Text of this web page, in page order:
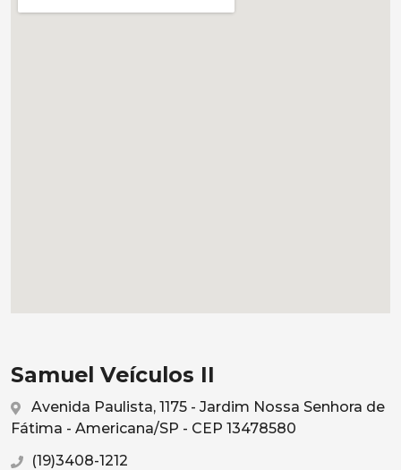
Samuel Veículos II
Avenida Paulista, 1175 - Jardim Nossa Senhora de
Fátima - Americana/SP - CEP 13478580
(19)3408-1212